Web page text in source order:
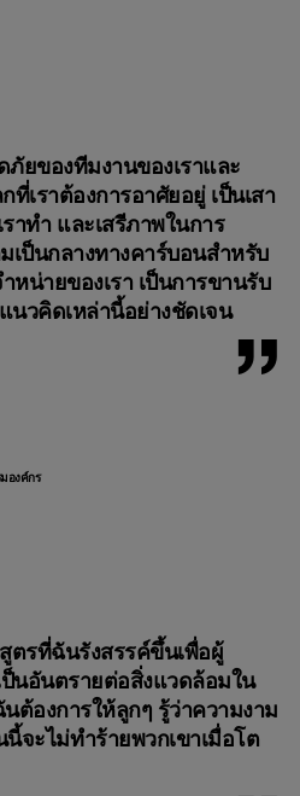
ยของทีมงานของเราและ
เราต้องการอาศัยอยู่ เป็นเสา
าทำ และเสรีภาพในการ
เป็นกลางทางคาร์บอนสำหรับ
น่ายของเรา เป็นการขานรับ
วคิดเหล่านี้อย่างชัดเจน
องค์กร
ตรที่ฉันรังสรรค์ขึ้นเพื่อผู้
ป็นอันตรายต่อสิ่งแวดล้อมใน
องการให้ลูกๆ รู้ว่าความงาม
จะไม่ทำร้ายพวกเขาเมื่อโต